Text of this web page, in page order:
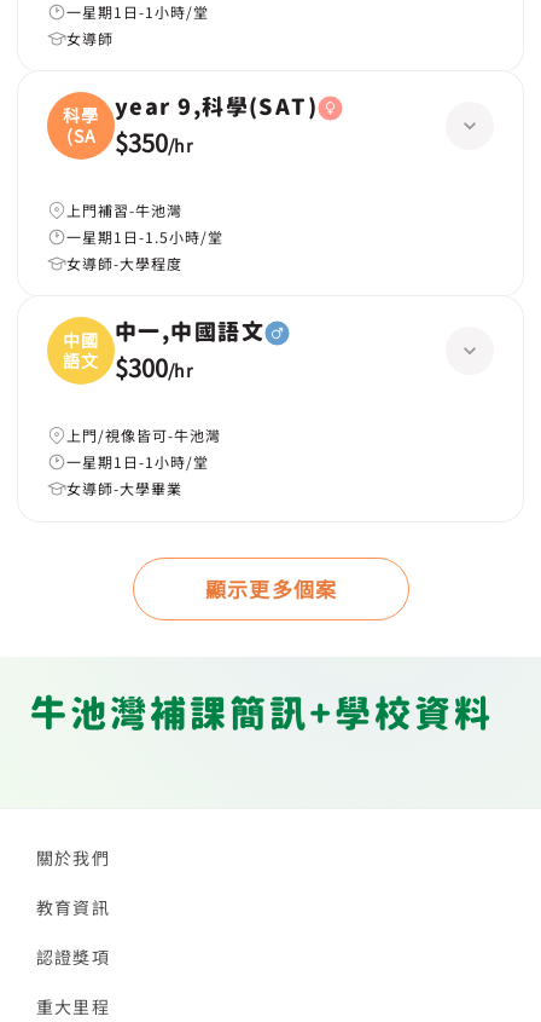
一星期1日-1小時/堂
女導師
科學
(SA
year 9,科學(SAT)
$350/hr
上門補習-牛池灣
一星期1日-1.5小時/堂
女導師-大學程度
中國
語文
中一,中國語文
$300/hr
上門/視像皆可-牛池灣
一星期1日-1小時/堂
女導師-大學畢業
顯示更多個案
牛池灣補課簡訊+學校資料
關於我們
教育資訊
認證獎項
重大里程